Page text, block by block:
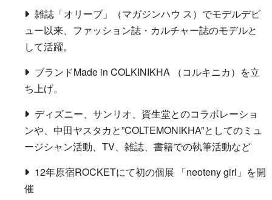
雑誌「オリーブ」（マガジンハウ ス）でモデルデビ
ュー以来、ファッション誌・カルチャー誌のモデルと
して活躍。
ブランドMade in COLKINIKHA （コルキニカ）を立
ち上げ。
ディズニー、サンリオ、資生堂とのコラボレーショ
ンや、中田ヤスタカと”COLTEMONIKHA”としてのミュ
ージシャン活動、TV、雑誌、書籍での執筆活動など
12年原宿ROCKETにて初の個展 「neoteny girl」を開
催